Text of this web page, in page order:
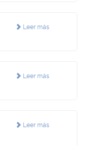
Leer más
Leer más
Leer más